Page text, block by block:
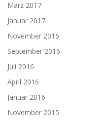
März 2017
Januar 2017
November 2016
September 2016
Juli 2016
April 2016
Januar 2016
November 2015